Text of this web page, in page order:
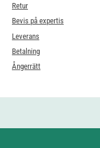
Retur
Bevis på expertis
Leverans
Betalning
Ångerrätt